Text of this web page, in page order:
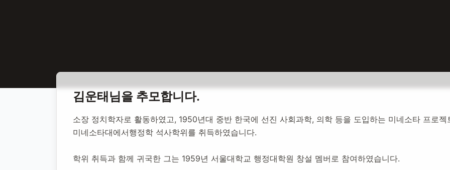
김운태 정치학자
김운태 정치학자
5,597
명 방문
김운태님을 추모합니다.
소장 정치학자로 활동하였고, 1950년대 중반 한국에 선진 사회과학, 의학 등을 도입하는 미네소타 프로젝
미네소타대에서행정학 석사학위를 취득하였습니다.
학위 취득과 함께 귀국한 그는 1959년 서울대학교 행정대학원 창설 멤버로 참여하였습니다.